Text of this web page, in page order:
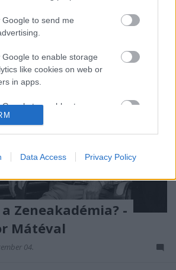
to send me
Google to enable storage
like cookies on web or
in apps.
to enable storage
of the website or app.
to enable storage
including authentication
fraud prevention, and other
Data Access Privacy Policy
Zeneakadémia? -
Mátéval
04.